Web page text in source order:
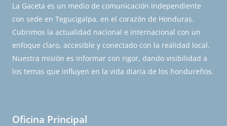
La Gaceta es un medio de comunicación independiente
con sede en Tegucigalpa, en el corazón de Honduras.
Cubrimos la actualidad nacional e internacional con un
enfoque claro, accesible y conectado con la realidad local.
Nuestra misión es informar con rigor, dando visibilidad a
los temas que influyen en la vida diaria de los hondureños.
Oficina Principal